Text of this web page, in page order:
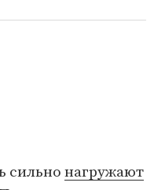
сильно нагружают